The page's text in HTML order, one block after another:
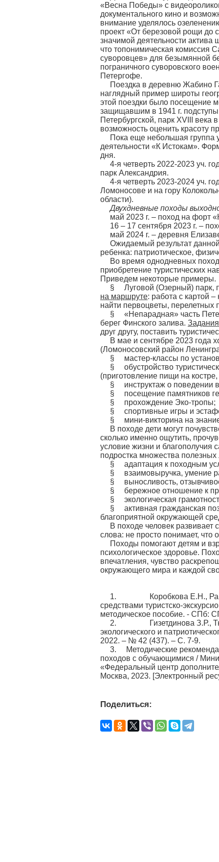
«Весна Победы» с
документального кино и
внимание уделялось
проект «От березовой рощи до
значимой деятельности актива
что топонимическая комиссия
суворовцев» для безымянной
пограничного суворовского
Петергофе.
Поездка в деревню Жабино
наглядный пример широты
этой поездки было посещение
защищавшим в 1941 г. подступы
Петербургской, парк XVIII
возможность оценить красоту
Пока еще небольшая группа
деятельности «К Истокам».
дня.
4-я четверть 2022-2023 уч.
парк Александрия.
4-я четверть 2023-2024 уч.
Ломоносове и на гору
области).
Двухдневные походы
май 2023 г. – поход на форт
16 – 17 сентября 2023 г. –
май 2024 г. – деревня
Ожидаемый результат
ребенка: патриотическое,
Во время однодневных
приобретение туристических
Приведем некоторые примеры.
§ Луговой (Озерный) парк,
на маршруте: работа с картой
найти первоцветы, перелетных
§ «Непарадная» часть
берег Финского залива.
друг другу, поставить
В мае и сентябре 2023 года
(Ломоносовский район
§ мастер-классы по
§ обустройство
(приготовление пищи на
§ инструктаж о поведении в
§ посещение памятников
§ прохождение Эко-тропы;
§ спортивные игры и
§ мини-викторина на
В походе дети могут
сколько именно ощутить,
условие жизни и благополучия
подростка множества полезных
§ адаптация к походным
§ взаимовыручка, умение
§ выносливость,
§ бережное отношение к
§ экологическая
§ активная гражданская
благоприятной окружающей
В походе человек развивает
слова: не просто понимает, что
Походы помогают детям и
психологическое здоровье.
впечатления, чувство
окружающего мира и каждой
1. Коробкова Е.Н.,
средствами туристско-
методическое пособие. - СПб:
2. Гизетдинова З.Р.,
экологического и
2022. – № 42 (437). – С. 7-9.
3. Методические
походов с обучающимися /
«Федеральный центр
Москва, 2023. [Электронный
Поделиться: